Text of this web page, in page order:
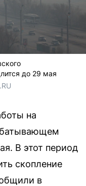
до 29 мая
на
В этот период
скопление
в